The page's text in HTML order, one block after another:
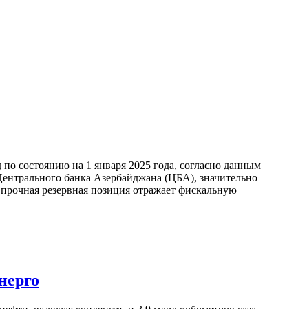
состоянию на 1 января 2025 года, согласно данным
банка Азербайджана (ЦБА), значительно
резервная позиция отражает фискальную